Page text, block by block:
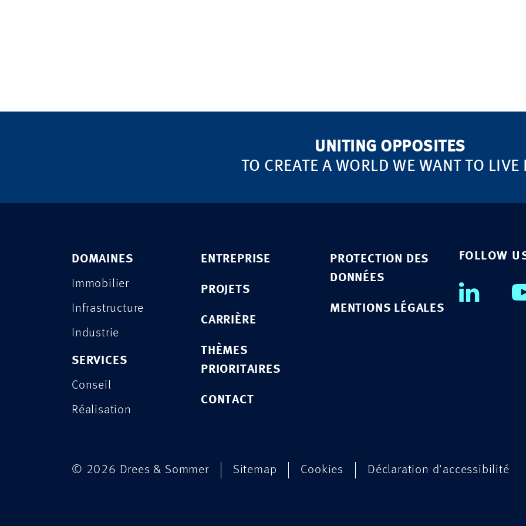
UNITING OPPOSITES
TO CREATE A WORLD WE WANT TO LIVE
DOMAINES
Immobilier
Infrastructure
Industrie
SERVICES
Conseil
Réalisation
ENTREPRISE
PROJETS
CARRIÈRE
THÈMES
PRIORITAIRES
CONTACT
PROTECTION DES
DONNÉES
MENTIONS LÉGALES
FOLLOW
© 2026 Drees & Sommer Sitemap Cookies Déclaration d'accessibilité